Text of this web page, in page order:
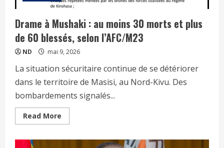
Drame à Mushaki : au moins 30 morts et plus
de 60 blessés, selon l’AFC/M23
ND mai 9, 2026
La situation sécuritaire continue de se détériorer
dans le territoire de Masisi, au Nord-Kivu. Des
bombardements signalés...
Read More